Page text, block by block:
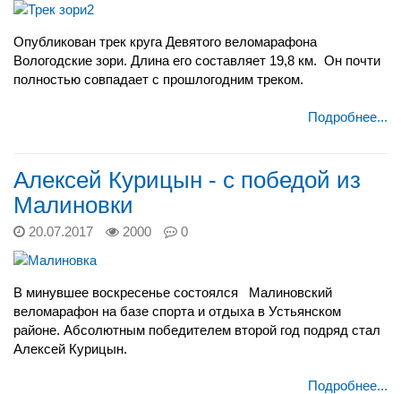
Опубликован трек круга Девятого веломарафона
Вологодские зори. Длина его составляет 19,8 км. Он почти
полностью совпадает с прошлогодним треком.
Подробнее...
Алексей Курицын - с победой из
Малиновки
20.07.2017 2000 0
В минувшее воскресенье состоялся Малиновский
веломарафон на базе спорта и отдыха в Устьянском
районе. Абсолютным победителем второй год подряд стал
Алексей Курицын.
Подробнее...